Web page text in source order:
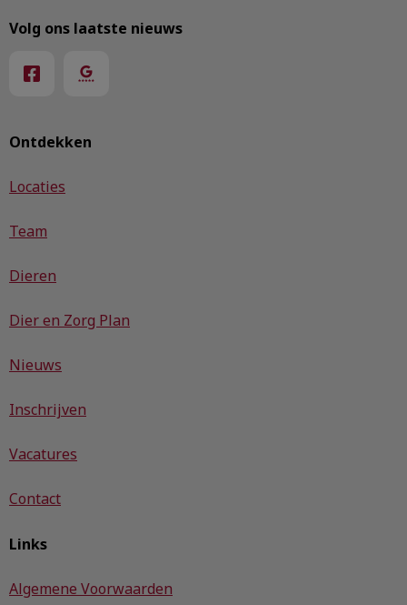
Ontdekken
Locaties
Team
Dieren
Dier en Zorg Plan
Nieuws
Inschrijven
Vacatures
Contact
Links
Algemene Voorwaarden
Volg ons laatste nieuws